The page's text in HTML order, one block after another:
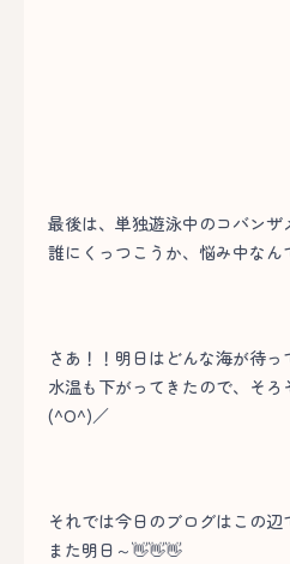
最後は、単独遊泳中のコバンザ
誰にくっつこうか、悩み中なん
さあ！！明日はどんな海が待っ
水温も下がってきたので、そろ
(^O^)／
それでは今日のブログはこの辺
また明日～👋👋👋